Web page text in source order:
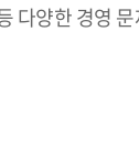
다양한 경영